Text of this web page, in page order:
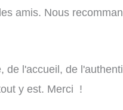
amis. Nous
de l'accueil, de
y est. Merci !